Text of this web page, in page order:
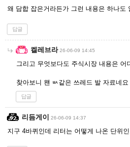
왜 담합 잡은거라든가 그런 내용은 하나도
답글
켈레브라 26-06-09 14:45
그리고 무엇보다도 주식시장 내용은 어
찾아보니 왠 ㅄ같은 쓰레드 발 자료네요
답글
리듬게이 26-06-09 14:37
지구 4바퀴인데 리터는 어떻게 나온 단위